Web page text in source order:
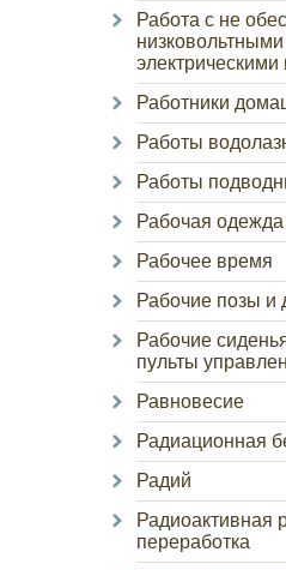
Работа с не
низковольтными
Работники
Работы
Работы
Рабочая одежда
Рабочее время
Рабочие позы и
Рабочие
пульты
Равновесие
Радиационная
Радий
Радиоактивная
переработка